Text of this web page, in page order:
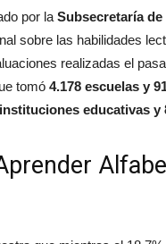
por la Subsecretaría
sobre las habilidades
realizadas el
tomó 4.178 escuelas y
educativas y